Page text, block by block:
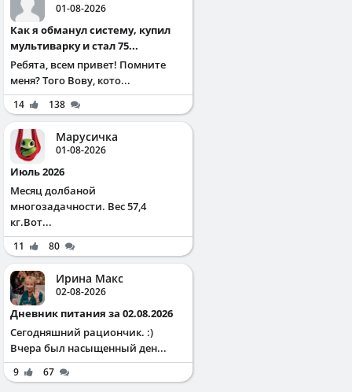
01-08-2026
Как я обманул систему, купил
мультиварку и стал 75...
Ребята, всем привет! Помните
меня? Того Вову, кото...
14 138
Марусичка
01-08-2026
Июль 2026
Месяц долбаной
многозадачности. Вес 57,4
кг.Вот...
11 80
Ирина Макс
02-08-2026
Дневник питания за 02.08.2026
Сегодняшний рациончик. :)
Вчера был насыщенный ден...
9 67